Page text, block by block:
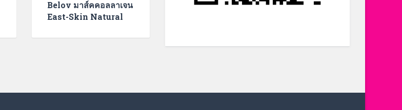
Belov มาส์คคอลลาเจน
East-Skin Natural
Mask